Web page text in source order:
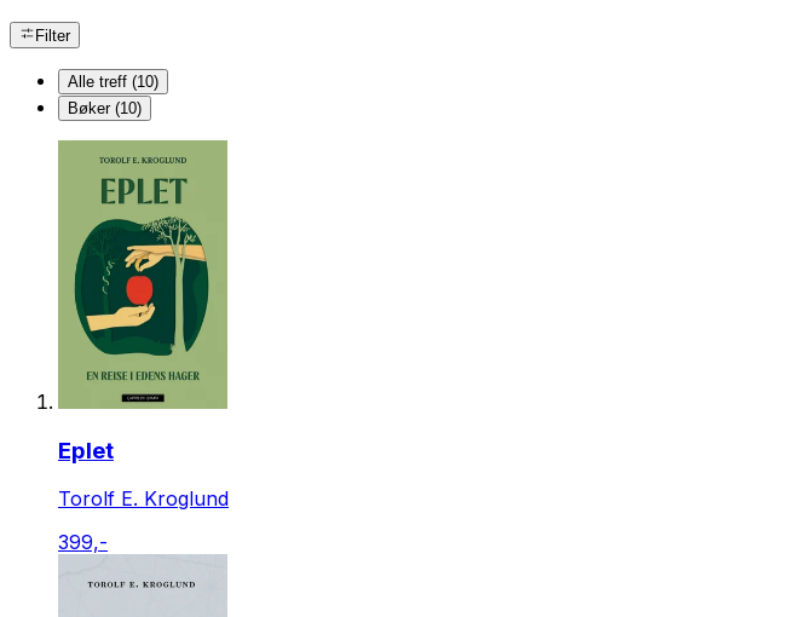
Filter
Alle treff (10)
Bøker (10)
Eplet
Torolf E. Kroglund
399,-